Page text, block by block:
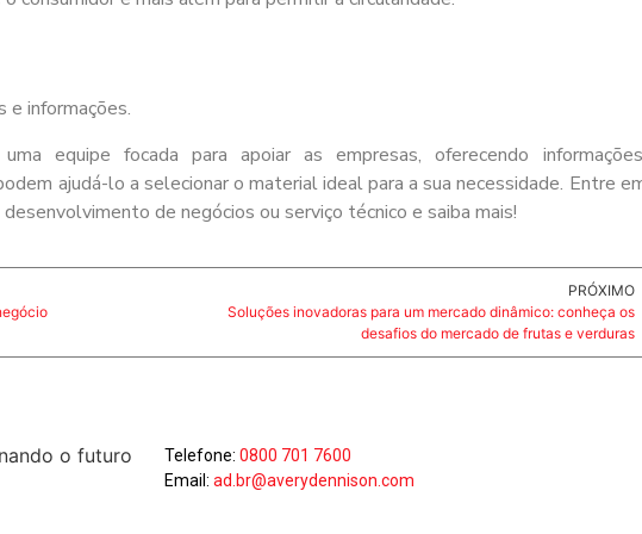
e informações.
equipe focada para apoiar as empresas, oferecendo
ajudá-lo a selecionar o material ideal para a sua necessidade. Entre
de negócios ou serviço técnico e saiba mais!
PRÓXIMO
Soluções inovadoras para um mercado dinâmico: conheça os
desafios do mercado de frutas e verduras
Telefone:0800 701 7600
Email:ad.br@averydennison.com